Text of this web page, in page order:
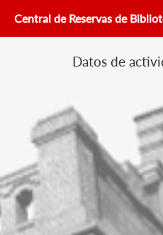
Central de Reservas de
Datos de